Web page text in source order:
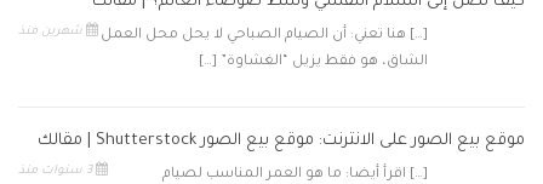
شهرين منذ
[…] هنا تعني: أن الصيام الصباحي لا يحل محل العمل
الشاق، هو فقط يزيل “الغشاوة” […]
موقع بيع الصور على الانترنت: موقع بيع الصور Shutterstock | مقالك
3 سنوات منذ
[…] اقرأ أيضا: ما هو العمر المناسب لصيام